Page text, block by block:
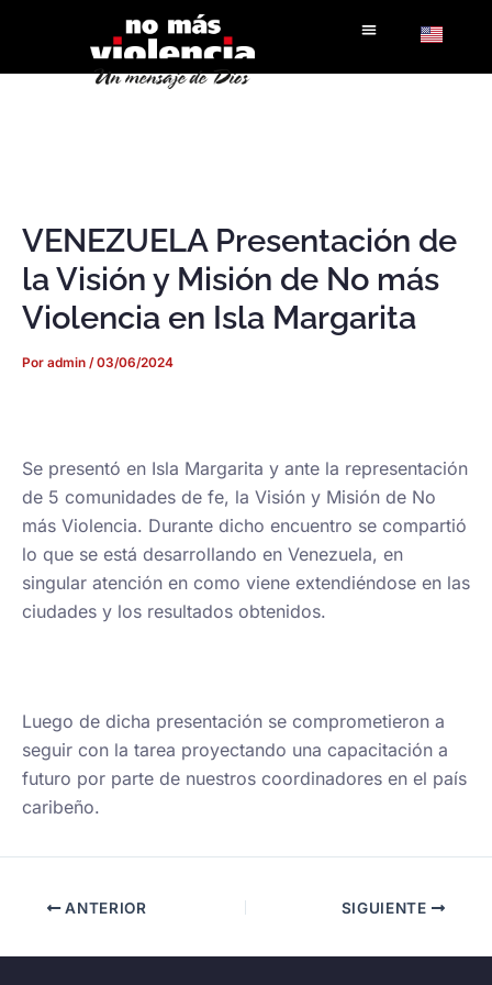
contenido
VENEZUELA Presentación de
la Visión y Misión de No más
Violencia en Isla Margarita
Por admin /03/06/2024
Se presentó en Isla Margarita y ante la representación
de 5 comunidades de fe, la Visión y Misión de No
más Violencia. Durante dicho encuentro se compartió
lo que se está desarrollando en Venezuela, en
singular atención en como viene extendiéndose en las
ciudades y los resultados obtenidos.
Luego de dicha presentación se comprometieron a
seguir con la tarea proyectando una capacitación a
futuro por parte de nuestros coordinadores en el país
caribeño.
ANTERIOR SIGUIENTE